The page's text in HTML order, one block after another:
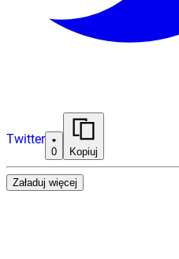
Twitter
0 Kopiuj
Załaduj więcej